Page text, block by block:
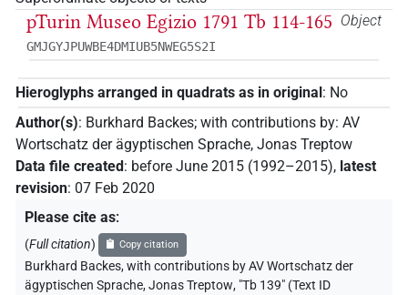
Object
pTurin Museo Egizio 1791 Tb 114-165
GMJGYJPUWBE4DMIUB5NWEG5S2I
Hieroglyphs arranged in quadrats as in original : No
Author(s): Burkhard Backes; with contributions by: AV
Wortschatz der ägyptischen Sprache, Jonas Treptow
Data file created: before June 2015 (1992–2015), latest
revision: 07 Feb 2020
Please cite as:
(Full citation) Copy citation
Burkhard Backes,with contributions byAV Wortschatz der
ägyptischen Sprache,Jonas Treptow, "Tb 139" (Text ID